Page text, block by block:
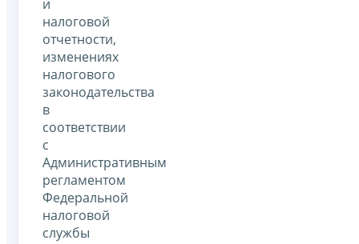
и
налоговой
отчетности,
изменениях
налогового
законодательства
в
соответствии
с
Административным
регламентом
Федеральной
налоговой
службы